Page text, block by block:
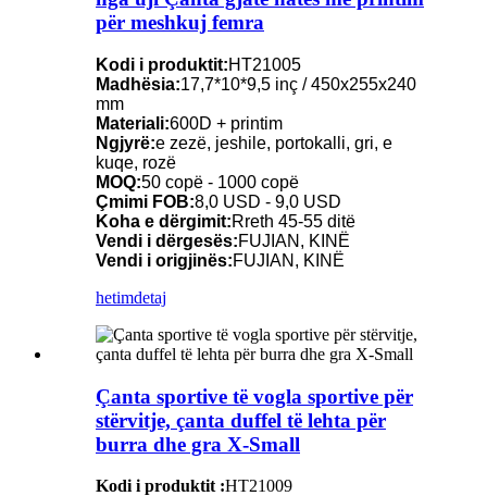
për meshkuj femra
Kodi i produktit:HT21005
Madhësia:17,7*10*9,5 inç / 450x255x240
mm
Materiali:600D + printim
Ngjyrë:e zezë, jeshile, portokalli, gri, e
kuqe, rozë
MOQ:50 copë - 1000 copë
Çmimi FOB:8,0 USD - 9,0 USD
Koha e dërgimit:Rreth 45-55 ditë
Vendi i dërgesës:FUJIAN, KINË
Vendi i origjinës:FUJIAN, KINË
hetimdetaj
Çanta sportive të vogla sportive për
stërvitje, çanta duffel të lehta për
burra dhe gra X-Small
Kodi i produktit :HT21009